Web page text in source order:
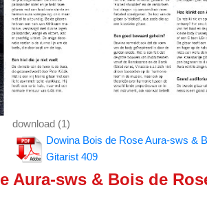
download (1)
Dowina Bois de Rose Aura-sws &
Gitarist 409
Aura-sws & Bois de